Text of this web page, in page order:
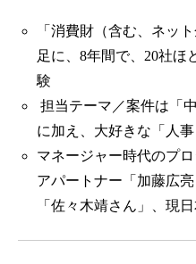
「消費財（含む、ネッ
足に、8年間で、20社ほ
験
担当テーマ／案件は「
に加え、大好きな「人
マネージャー時代のプ
アパートナー「加藤広
「佐々木靖さん」、現